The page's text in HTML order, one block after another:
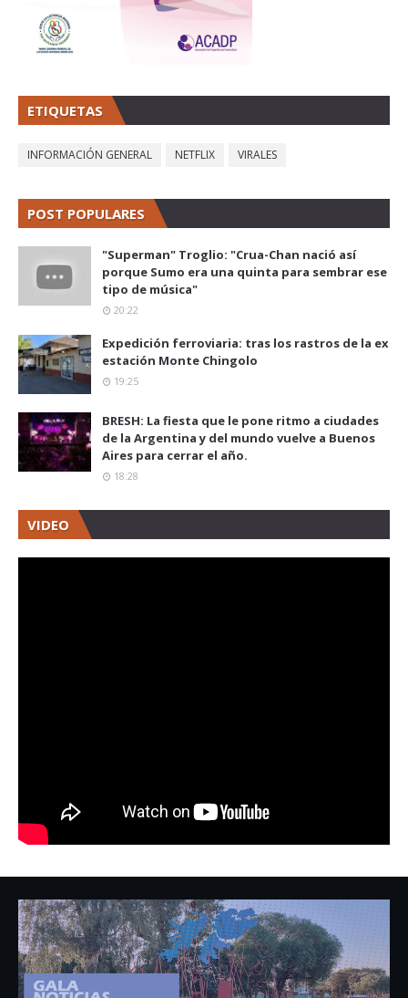
ETIQUETAS
INFORMACIÓN GENERAL NETFLIX VIRALES
POST POPULARES
"Superman" Troglio: "Crua-Chan nació así
porque Sumo era una quinta para sembrar ese
tipo de música"
20:22
Expedición ferroviaria: tras los rastros de la ex
estación Monte Chingolo
19:25
BRESH: La fiesta que le pone ritmo a ciudades
de la Argentina y del mundo vuelve a Buenos
Aires para cerrar el año.
18:28
VIDEO